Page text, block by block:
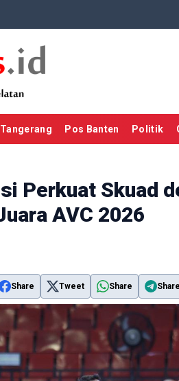
Pos Banten Politik
Perkuat Skuad
AVC 2026
Share Tweet Share Share